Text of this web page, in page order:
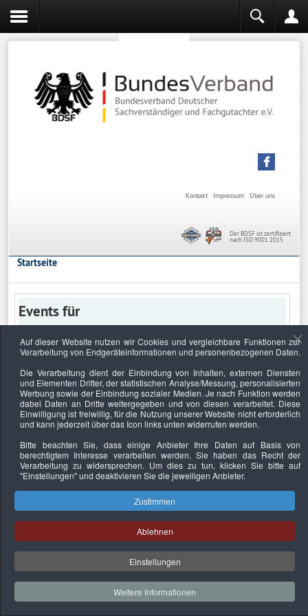
Über uns
Impressum
Kontakt
Der BDSF ist zertifiziert
nach ISO 9001:2015
Startseite
Events für
Keine Termine
Datenschutzerklärung Urheberrechtsnachweise Nachhaltigkeit
Copyright © 2026. Bundesverband Deutscher
Sachverständiger und Fachgutachter e.V..
Auf dieser Website nutzen wir Cookies und vergleichbare Funktionen zur
Verarbeitung von Endgeräteinformationen und personenbezogenen Daten.
Die Verarbeitung dient der Einbindung von Inhalten, externen Diensten
und Elementen Dritter, der statistischen Analyse/Messung, personalisierten
Werbung sowie der Einbindung sozialer Medien. Je nach Funktion werden
dabei Daten an Dritte weitergegeben und von diesen verarbeitet. Diese
Einwilligung ist freiwillig, für die Nutzung unserer Website nicht erforderlich
und kann jederzeit über das Icon links unten widerrufen werden.
Bitte beachten Sie, dass einige Anbieter Ihre Daten auf Basis von
berechtigtem Interesse verarbeiten werden. Sie haben das Recht der
Verarbeitung zu widersprechen. Um dies zu tun, klicken Sie bitte auf
"Einstellungen"und deaktivieren Sie die jeweiligen Anbieter.
Zustimmen
Ablehnen
Einstellungen
Weitere Informationen